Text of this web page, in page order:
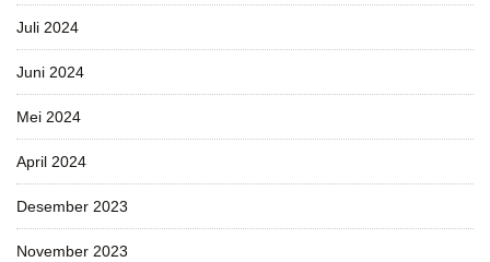
Juli 2024
Juni 2024
Mei 2024
April 2024
Desember 2023
November 2023